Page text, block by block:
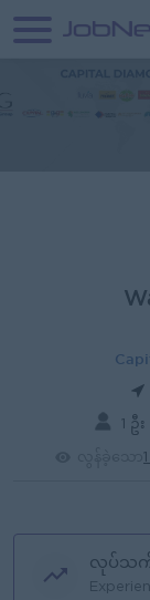
1 ဦး
လုပ်သ